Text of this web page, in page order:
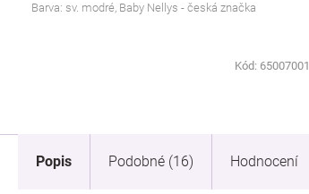
Barva: sv. modré, Baby Nellys - česká značka
Kód: 65007001
Popis Podobné (16) Hodnocení